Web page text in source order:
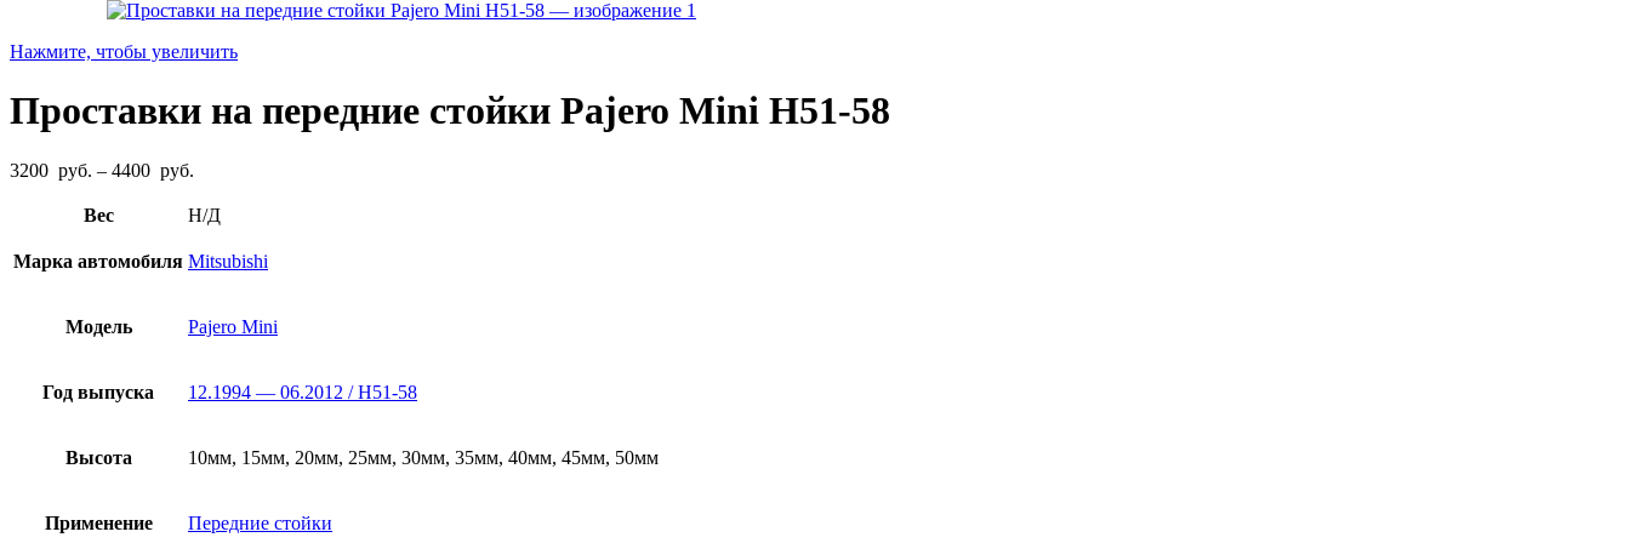
Нажмите, чтобы увеличить
Проставки на передние стойки Pajero Mini H51-58
3200 руб. – 4400 руб.
3200
–
Вес Н/Д
Марка автомобиля Mitsubishi
Модель Pajero Mini
Год выпуска 12.1994 — 06.2012 / H51-58
Высота 10мм, 15мм, 20мм, 25мм, 30мм, 35мм, 40мм, 45мм, 50мм
Применение Передние стойки